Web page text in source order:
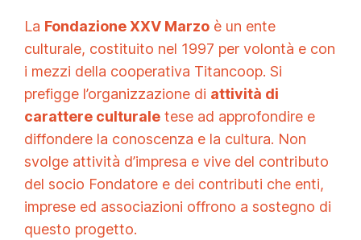
La Fondazione XXV Marzo è un ente
culturale, costituito nel 1997 per volontà e con
i mezzi della cooperativa Titancoop. Si
prefigge l’organizzazione di attività di
carattere culturale tese ad approfondire e
diffondere la conoscenza e la cultura. Non
svolge attività d’impresa e vive del contributo
del socio Fondatore e dei contributi che enti,
imprese ed associazioni offrono a sostegno di
questo progetto.